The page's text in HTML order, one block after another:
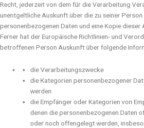
Recht, jederzeit von dem für die Verarbeitung
unentgeltliche Auskunft über die zu seiner
personenbezogenen Daten und eine Kopie dieser
Ferner hat der Europäische Richtlinien- und
betroffenen Person Auskunft über folgende
die Verarbeitungszwecke
die Kategorien personenbezogener
werden
die Empfänger oder Kategorien von
denen die personenbezogenen Daten
oder noch offengelegt werden,